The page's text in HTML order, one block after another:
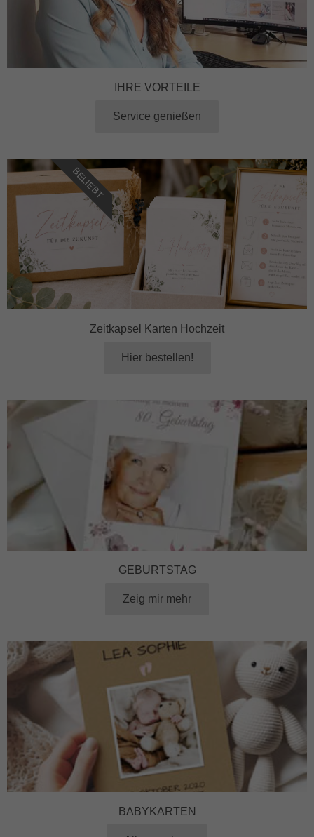
IHRE VORTEILE
Service genießen
Zeitkapsel Karten Hochzeit
Hier bestellen!
BELIEBT
GEBURTSTAG
Zeig mir mehr
BABYKARTEN